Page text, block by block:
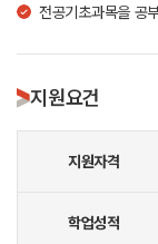
전공기초과목을 공
지원요건
지원자격
학업성적